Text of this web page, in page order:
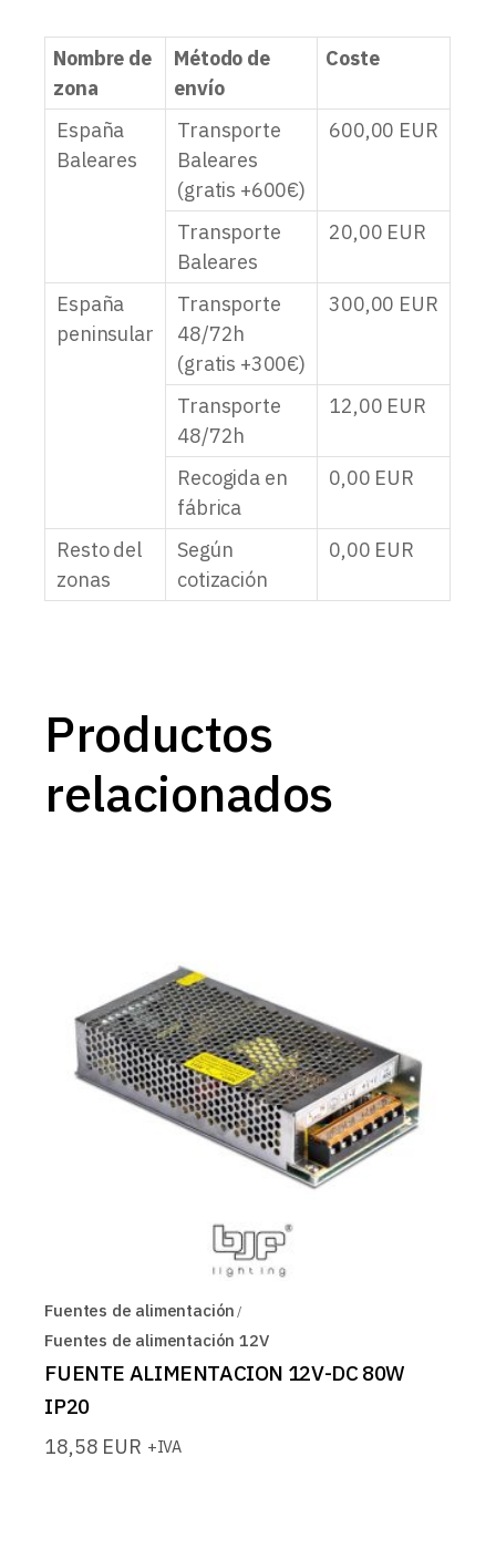
Nombre de
zona
Método de
envío
Coste
España
Baleares
Transporte
Baleares
(gratis +600€)
600,00 EUR
Transporte
Baleares
20,00 EUR
España
peninsular
Transporte
48/72h
(gratis +300€)
300,00 EUR
Transporte
48/72h
12,00 EUR
Recogida en
fábrica
0,00 EUR
Resto del
zonas
Según
cotización
0,00 EUR
Productos
relacionados
Fuentes de alimentación
Fuentes de alimentación 12V
FUENTE ALIMENTACION 12V-DC 80W
IP20
18,58 EUR +IVA